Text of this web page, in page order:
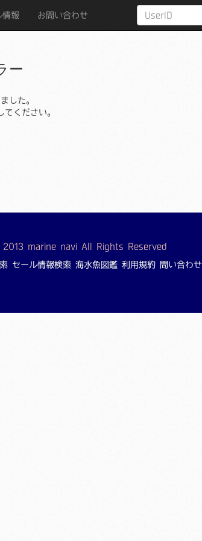
情報 お問い合わせ
ー
した。
てください。
marine navi All Rights Reserved
セール情報検索 海水魚図鑑 利用規約 問い合わせ